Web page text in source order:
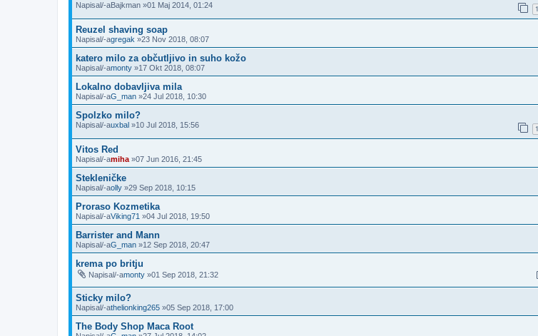
Napisal/-aBajkman »01 Maj 2014, 01:24 1
Reuzel shaving soap
Napisal/-agregak »23 Nov 2018, 08:07
katero milo za občutljivo in suho kožo
Napisal/-amonty »17 Okt 2018, 08:07
Lokalno dobavljiva mila
Napisal/-aG_man »24 Jul 2018, 10:30
Spolzko milo?
Napisal/-auxbal »10 Jul 2018, 15:56 1
Vitos Red
Napisal/-amiha »07 Jun 2016, 21:45
Stekleničke
Napisal/-aolly »29 Sep 2018, 10:15
Proraso Kozmetika
Napisal/-aViking71 »04 Jul 2018, 19:50
Barrister and Mann
Napisal/-aG_man »12 Sep 2018, 20:47
krema po britju
Napisal/-amonty »01 Sep 2018, 21:32
Sticky milo?
Napisal/-athelionking265 »05 Sep 2018, 17:00
The Body Shop Maca Root